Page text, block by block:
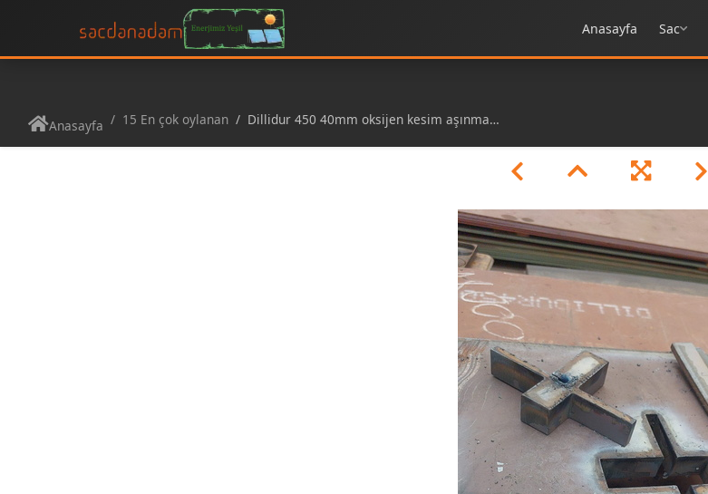
Anasayfa Sac
Anasayfa 15 En çok oylanan Dillidur 450 40mm oksijen kesim aşınma sacı